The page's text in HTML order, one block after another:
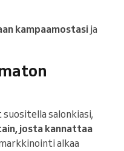
kampaamostasi ja
suositella salonkiasi,
josta kannattaa
alkaa